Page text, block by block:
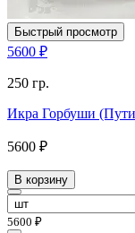
Быстрый просмотр
5600 ₽
250 гр.
Икра Горбуши
5600 ₽
В корзину
5600 ₽